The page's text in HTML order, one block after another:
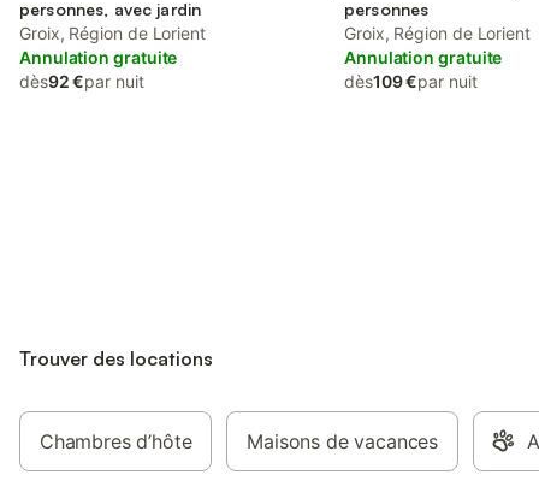
personnes, avec jardin
Groix, Région de Lorient
Annulation gratuite
dès92 €par nuit
personnes
Groix, Région de Lorient
Annulation gratuite
dès109 €par nuit
Trouver des locations
Chambres d’hôte Maisons de vacances